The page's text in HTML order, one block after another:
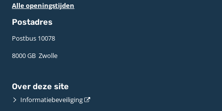
Alle openingstijden
Postadres
Postbus 10078 ­
8000 GB ­ Zwolle
Over deze site
Informatiebeveiliging